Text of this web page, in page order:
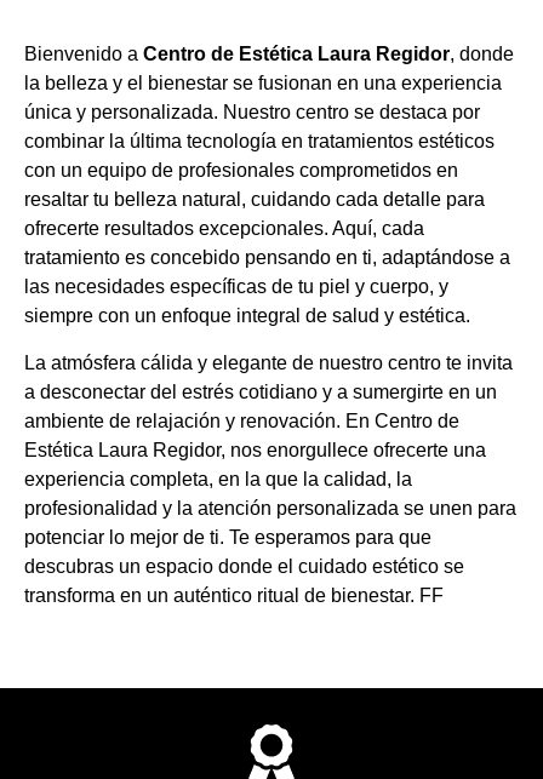
Bienvenido a Centro de Estética Laura Regidor, donde
la belleza y el bienestar se fusionan en una experiencia
única y personalizada. Nuestro centro se destaca por
combinar la última tecnología en tratamientos estéticos
con un equipo de profesionales comprometidos en
resaltar tu belleza natural, cuidando cada detalle para
ofrecerte resultados excepcionales. Aquí, cada
tratamiento es concebido pensando en ti, adaptándose a
las necesidades específicas de tu piel y cuerpo, y
siempre con un enfoque integral de salud y estética.
La atmósfera cálida y elegante de nuestro centro te invita
a desconectar del estrés cotidiano y a sumergirte en un
ambiente de relajación y renovación. En Centro de
Estética Laura Regidor, nos enorgullece ofrecerte una
experiencia completa, en la que la calidad, la
profesionalidad y la atención personalizada se unen para
potenciar lo mejor de ti. Te esperamos para que
descubras un espacio donde el cuidado estético se
transforma en un auténtico ritual de bienestar. FF